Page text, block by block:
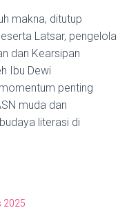
makna, ditutup
Latsar, pengelola
dan Kearsipan
Ibu Dewi
penting
muda dan
literasi di
2025